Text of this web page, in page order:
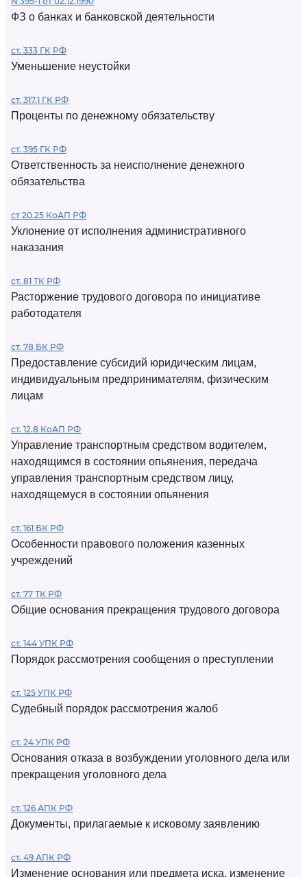
ФЗ о банках и банковской деятельности
ст. 333 ГК РФ
Уменьшение неустойки
ст. 317.1 ГК РФ
Проценты по денежному обязательству
ст. 395 ГК РФ
Ответственность за неисполнение денежного
обязательства
ст 20.25 КоАП РФ
Уклонение от исполнения административного
наказания
ст. 81 ТК РФ
Расторжение трудового договора по инициативе
работодателя
ст. 78 БК РФ
Предоставление субсидий юридическим лицам,
индивидуальным предпринимателям, физическим
лицам
ст. 12.8 КоАП РФ
Управление транспортным средством водителем,
находящимся в состоянии опьянения, передача
управления транспортным средством лицу,
находящемуся в состоянии опьянения
ст. 161 БК РФ
Особенности правового положения казенных
учреждений
ст. 77 ТК РФ
Общие основания прекращения трудового договора
ст. 144 УПК РФ
Порядок рассмотрения сообщения о преступлении
ст. 125 УПК РФ
Судебный порядок рассмотрения жалоб
ст. 24 УПК РФ
Основания отказа в возбуждении уголовного дела или
прекращения уголовного дела
ст. 126 АПК РФ
Документы, прилагаемые к исковому заявлению
ст. 49 АПК РФ
Изменение основания или предмета иска, изменение